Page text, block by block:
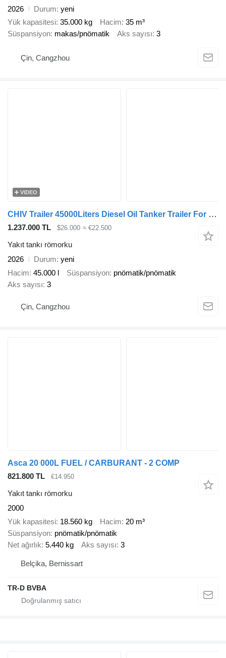
2026
Durum yeni
Yük kapasitesi 35.000 kg Hacim 35 m³
Süspansiyon makas/pnömatik Aks sayısı 3
Çin, Cangzhou
VIDEO
CHIV Trailer 45000Liters Diesel Oil Tanker Trailer For Sale in Tanzania
1.237.000 TL $26.000 ≈ €22.500
Yakıt tankı römorku
2026
Durum yeni
Hacim 45.000 l Süspansiyon pnömatik/pnömatik
Aks sayısı 3
Çin, Cangzhou
Asca 20 000L FUEL / CARBURANT - 2 COMP
821.800 TL
€14.950
Yakıt tankı römorku
2000
Yük kapasitesi 18.560 kg Hacim 20 m³
Süspansiyon pnömatik/pnömatik
Net ağırlık 5.440 kg Aks sayısı 3
Belçika, Bernissart
TR-D BVBA